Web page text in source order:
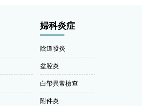
婦科炎症
陰道發炎
盆腔炎
白帶異常檢查
附件炎